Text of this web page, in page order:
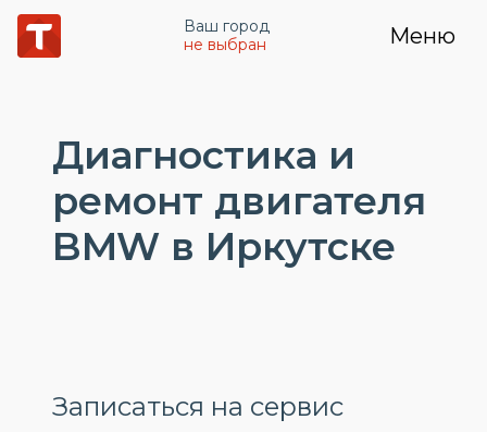
Ваш город
не выбран
Меню
Диагностика и
ремонт двигателя
BMW в Иркутске
Записаться на сервис